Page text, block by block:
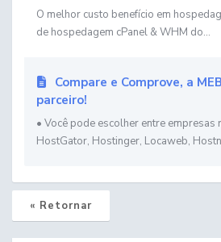
O melhor custo benefício em
de hospedagem cPanel & WHM do...
Compare e Comprove, a
parceiro!
• Você pode escolher entre empresas
HostGator, Hostinger, Locaweb,
« Retornar